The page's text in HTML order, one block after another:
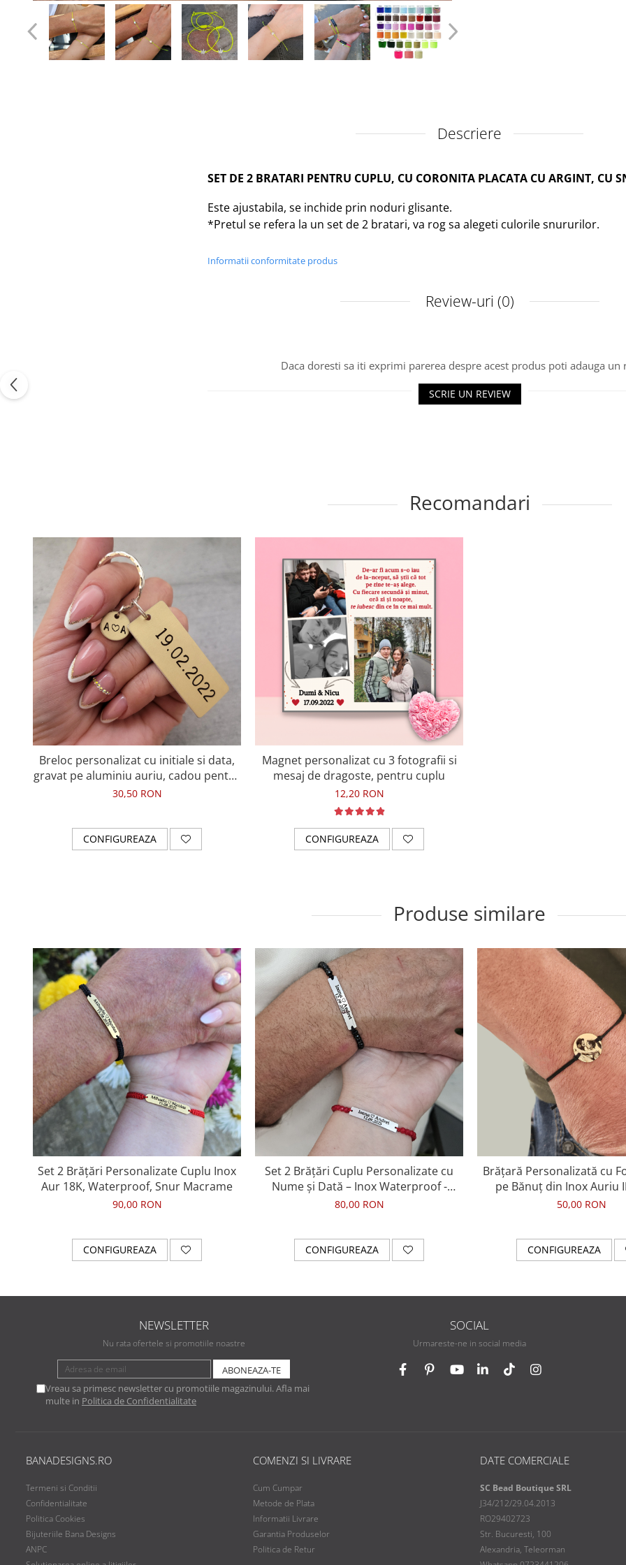
Tablou Personalizat
Descriere
SET DE 2 BRATARI PENTRU CUPLU, CU CORONITA PLACATA CU ARGINT, CU
Este ajustabila, se inchide prin noduri glisante.
*Pretul se refera la un set de 2 bratari, va rog sa alegeti culorile snururilor.
Informatii conformitate produs
Review-uri (0)
Daca doresti sa iti exprimi parerea despre acest produs poti adauga un
SCRIE UN REVIEW
Recomandari
Breloc personalizat cu initiale si data,
gravat pe aluminiu auriu, cadou pentru
cuplu.
30,50 RON
CONFIGUREAZA
Magnet personalizat cu 3 fotografii si
mesaj de dragoste, pentru cuplu
12,20 RON
CONFIGUREAZA
Produse similare
Set 2 Brățări Personalizate Cuplu Inox
Aur 18K, Waterproof, Snur Macrame
90,00 RON
CONFIGUREAZA
Set 2 Brățări Cuplu Personalizate cu
Nume și Dată – Inox Waterproof -
cristale
80,00 RON
CONFIGUREAZA
Brățară Personalizată cu
pe Bănuț din Inox Auriu
Mătăsos Reglabil
50,00 RON
CONFIGUREAZA
NEWSLETTER
Nu rata ofertele si promotiile noastre
Vreau sa primesc newsletter cu promotiile magazinului. Afla mai
multe in Politica de Confidentialitate
SOCIAL
Urmareste-ne in social media
BANADESIGNS.RO
Termeni si Conditii
Confidentialitate
Politica Cookies
Bijuteriile Bana Designs
ANPC
COMENZI SI LIVRARE
Cum Cumpar
Metode de Plata
Informatii Livrare
Garantia Produselor
Politica de Retur
DATE COMERCIALE
SC Bead Boutique SRL
J34/212/29.04.2013
RO29402723
Str. Bucuresti, 100
Alexandria, Teleorman